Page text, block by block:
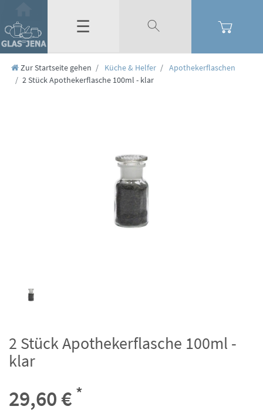
☰
Zur Startseite gehen Küche & Helfer
Apothekerflaschen
2 Stück Apothekerflasche 100ml - klar
2 Stück Apothekerflasche 100ml -
klar
29,60 € *